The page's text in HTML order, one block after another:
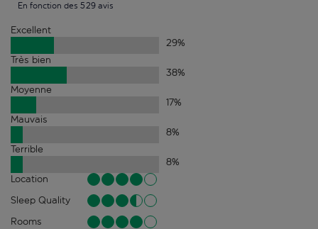
En fonction des 529 avis
Excellent
29%
Très bien
38%
Moyenne
17%
Mauvais
8%
Terrible
8%
Location
Sleep Quality
Rooms